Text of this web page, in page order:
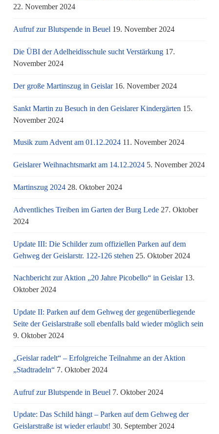
22. November 2024
Aufruf zur Blutspende in Beuel 19. November 2024
Die ÜBI der Adelheidisschule sucht Verstärkung 17.
November 2024
Der große Martinszug in Geislar 16. November 2024
Sankt Martin zu Besuch in den Geislarer Kindergärten 15.
November 2024
Musik zum Advent am 01.12.2024 11. November 2024
Geislarer Weihnachtsmarkt am 14.12.2024 5. November 2024
Martinszug 2024 28. Oktober 2024
Adventliches Treiben im Garten der Burg Lede 27. Oktober
2024
Update III: Die Schilder zum offiziellen Parken auf dem
Gehweg der Geislarstr. 122-126 stehen 25. Oktober 2024
Nachbericht zur Aktion „20 Jahre Picobello“ in Geislar 13.
Oktober 2024
Update II: Parken auf dem Gehweg der gegenüberliegende
Seite der Geislarstraße soll ebenfalls bald wieder möglich sein
9. Oktober 2024
„Geislar radelt“ – Erfolgreiche Teilnahme an der Aktion
„Stadtradeln“ 7. Oktober 2024
Aufruf zur Blutspende in Beuel 7. Oktober 2024
Update: Das Schild hängt – Parken auf dem Gehweg der
Geislarstraße ist wieder erlaubt! 30. September 2024